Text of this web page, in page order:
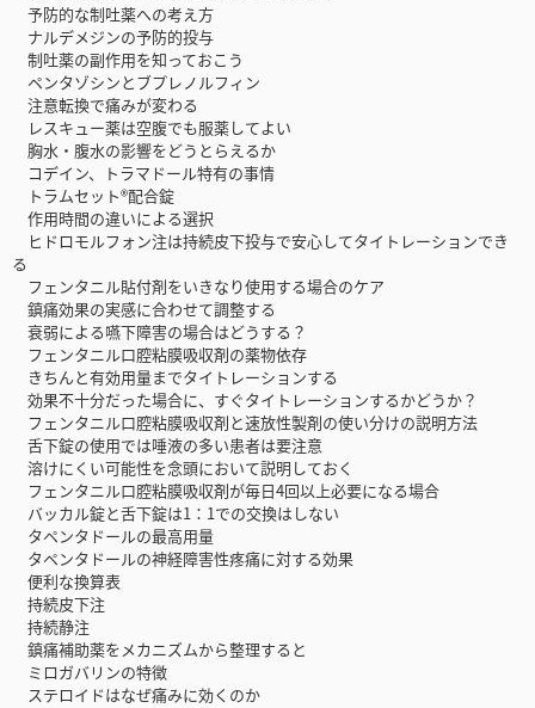
予防的な制吐薬への考え方
ナルデメジンの予防的投与
制吐薬の副作用を知っておこう
ペンタゾシンとブプレノルフィン
注意転換で痛みが変わる
レスキュー薬は空腹でも服薬してよい
胸水・腹水の影響をどうとらえるか
コデイン、トラマドール特有の事情
トラムセット®配合錠
作用時間の違いによる選択
ヒドロモルフォン注は持続皮下投与で安心してタイトレーションでき
る
フェンタニル貼付剤をいきなり使用する場合のケア
鎮痛効果の実感に合わせて調整する
衰弱による嚥下障害の場合はどうする？
フェンタニル口腔粘膜吸収剤の薬物依存
きちんと有効用量までタイトレーションする
効果不十分だった場合に、すぐタイトレーションするかどうか？
フェンタニル口腔粘膜吸収剤と速放性製剤の使い分けの説明方法
舌下錠の使用では唾液の多い患者は要注意
溶けにくい可能性を念頭において説明しておく
フェンタニル口腔粘膜吸収剤が毎日4回以上必要になる場合
バッカル錠と舌下錠は1：1での交換はしない
タペンタドールの最高用量
タペンタドールの神経障害性疼痛に対する効果
便利な換算表
持続皮下注
持続静注
鎮痛補助薬をメカニズムから整理すると
ミロガバリンの特徴
ステロイドはなぜ痛みに効くのか